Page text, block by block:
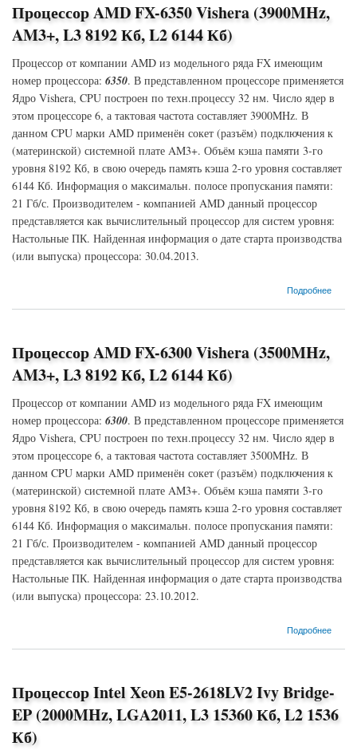
Процессор AMD FX-6350 Vishera (3900MHz,
AM3+, L3 8192 Кб, L2 6144 Кб)
Процессор от компании AMD из модельного ряда FX имеющим
номер процессора: 6350. В представленном процессоре применяется
Ядро Vishera, CPU построен по техн.процессу 32 нм. Число ядер в
этом процессоре 6, а тактовая частота составляет 3900MHz. В
данном CPU марки AMD применён сокет (разъём) подключения к
(материнской) системной плате AM3+. Объём кэша памяти 3-го
уровня 8192 Кб, в свою очередь память кэша 2-го уровня составляет
6144 Кб. Информация о максимальн. полосе пропускания памяти:
21 Гб/с. Производителем - компанией AMD данный процессор
представляется как вычислительный процессор для систем уровня:
Настольные ПК. Найденная информация о дате старта производства
(или выпуска) процессора: 30.04.2013.
Подробнее
о Процессор AMD FX-6350 Vishera (3900MHz, AM3+, L3 8192 Кб, L2 6144 Кб)
Процессор AMD FX-6300 Vishera (3500MHz,
AM3+, L3 8192 Кб, L2 6144 Кб)
Процессор от компании AMD из модельного ряда FX имеющим
номер процессора: 6300. В представленном процессоре применяется
Ядро Vishera, CPU построен по техн.процессу 32 нм. Число ядер в
этом процессоре 6, а тактовая частота составляет 3500MHz. В
данном CPU марки AMD применён сокет (разъём) подключения к
(материнской) системной плате AM3+. Объём кэша памяти 3-го
уровня 8192 Кб, в свою очередь память кэша 2-го уровня составляет
6144 Кб. Информация о максимальн. полосе пропускания памяти:
21 Гб/с. Производителем - компанией AMD данный процессор
представляется как вычислительный процессор для систем уровня:
Настольные ПК. Найденная информация о дате старта производства
(или выпуска) процессора: 23.10.2012.
Подробнее
о Процессор AMD FX-6300 Vishera (3500MHz, AM3+, L3 8192 Кб, L2 6144 Кб)
Процессор Intel Xeon E5-2618LV2 Ivy Bridge-
EP (2000MHz, LGA2011, L3 15360 Кб, L2 1536
Кб)